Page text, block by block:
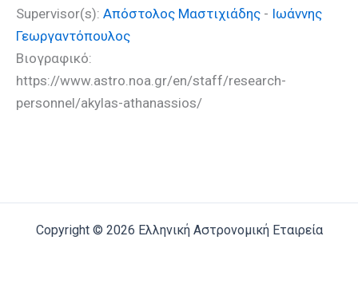
Supervisor(s): Απόστολος Μαστιχιάδης - Ιωάννης
Γεωργαντόπουλος
Βιογραφικό:
https://www.astro.noa.gr/en/staff/research-
personnel/akylas-athanassios/
Copyright © 2026 Ελληνική Αστρονομική Εταιρεία